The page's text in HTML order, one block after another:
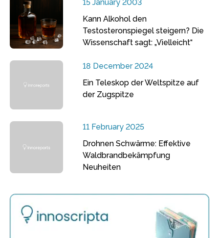
15 January 2003
Kann Alkohol den
Testosteronspiegel steigern? Die
Wissenschaft sagt: „Vielleicht“
18 December 2024
Ein Teleskop der Weltspitze auf
der Zugspitze
11 February 2025
Drohnen Schwärme: Effektive
Waldbrandbekämpfung
Neuheiten